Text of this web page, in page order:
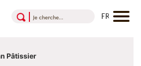
Pâtissier